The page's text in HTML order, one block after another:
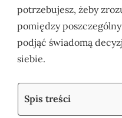
potrzebujesz, żeby
pomiędzy
podjąć świadomą
siebie.
Spis treści